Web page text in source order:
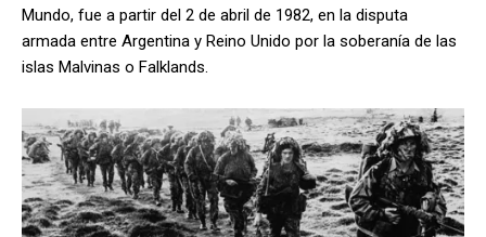
Mundo, fue a partir del 2 de abril de 1982, en la disputa
armada entre Argentina y Reino Unido por la soberanía de las
islas Malvinas o Falklands.